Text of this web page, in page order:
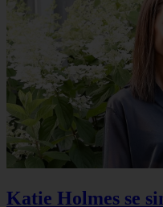
Katie Holmes se